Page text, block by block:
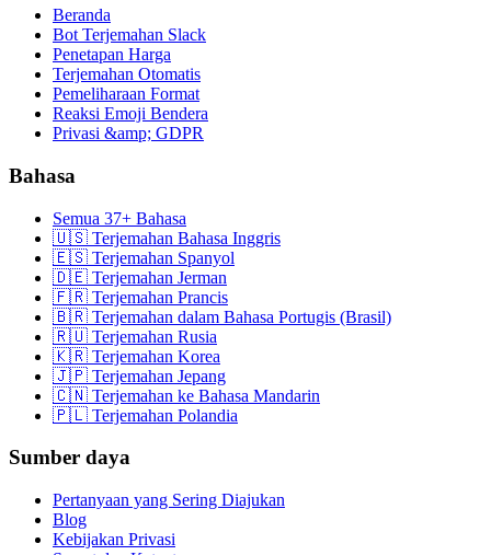
Beranda
Bot Terjemahan Slack
Penetapan Harga
Terjemahan Otomatis
Pemeliharaan Format
Reaksi Emoji Bendera
Privasi &amp; GDPR
Bahasa
Semua 37+ Bahasa
🇺🇸 Terjemahan Bahasa Inggris
🇪🇸 Terjemahan Spanyol
🇩🇪 Terjemahan Jerman
🇫🇷 Terjemahan Prancis
🇧🇷 Terjemahan dalam Bahasa Portugis (Brasil)
🇷🇺 Terjemahan Rusia
🇰🇷 Terjemahan Korea
🇯🇵 Terjemahan Jepang
🇨🇳 Terjemahan ke Bahasa Mandarin
🇵🇱 Terjemahan Polandia
Sumber daya
Pertanyaan yang Sering Diajukan
Blog
Kebijakan Privasi